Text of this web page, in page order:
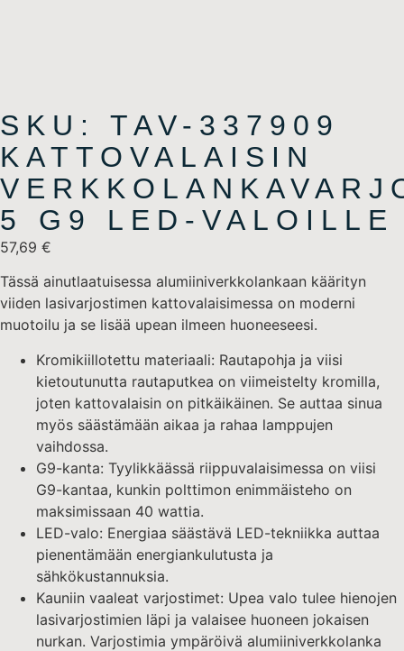
SKU: TAV-337909
KATTOVALAISIN
5 G9 LED-VALOILLE
57,69 €
Tässä ainutlaatuisessa alumiiniverkkolankaan käärityn
viiden lasivarjostimen kattovalaisimessa on moderni
muotoilu ja se lisää upean ilmeen huoneeseesi.
Kromikiillotettu materiaali: Rautapohja ja viisi
kietoutunutta rautaputkea on viimeistelty kromilla,
joten kattovalaisin on pitkäikäinen. Se auttaa sinua
myös säästämään aikaa ja rahaa lamppujen
vaihdossa.
G9-kanta: Tyylikkäässä riippuvalaisimessa on viisi
G9-kantaa, kunkin polttimon enimmäisteho on
maksimissaan 40 wattia.
LED-valo: Energiaa säästävä LED-tekniikka auttaa
pienentämään energiankulutusta ja
sähkökustannuksia.
Kauniin vaaleat varjostimet: Upea valo tulee hienojen
lasivarjostimien läpi ja valaisee huoneen jokaisen
nurkan. Varjostimia ympäröivä alumiiniverkkolanka